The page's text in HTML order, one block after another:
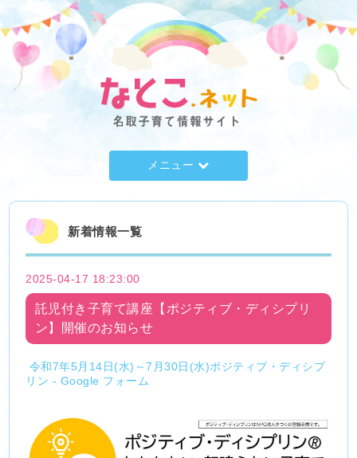
メニュー
新着情報一覧
2025-04-17 18:23:00
託児付き子育て講座【ポジティブ・ディシプリ
ン】開催のお知らせ
令和7年5月14日(水)～7月30日(水)ポジティブ・ディシプ
リン - Google フォーム